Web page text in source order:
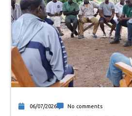
06/07/2026 No comments